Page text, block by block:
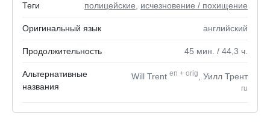
Теги полицейские исчезновение / похищение
Оригинальный язык английский
Продолжительность 45 мин. / 44,3 ч.
Альтернативные
названия
Will Trent en + orig , Уилл Трент
ru